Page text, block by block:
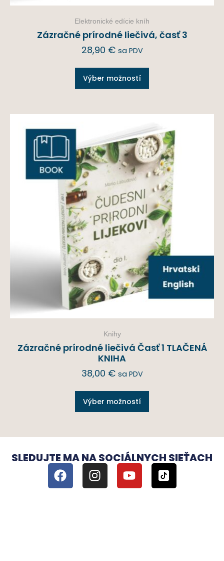
Elektronické edície kníh
Zázračné prírodné liečivá, časť 3
28,90 € sa PDV
Výber možností
Knihy
Zázračné prírodné liečivá Časť 1 TLAČENÁ
KNIHA
38,00 € sa PDV
Výber možností
SLEDUJTE MA NA SOCIÁLNYCH SIEŤACH